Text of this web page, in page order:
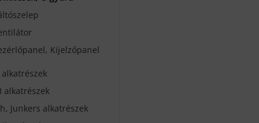
Kijelzőpanel
alkatrészek
alkatrészek
Junkers alkatrészek